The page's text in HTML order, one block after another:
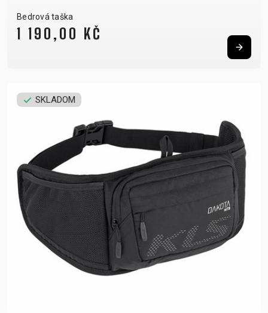
Bedrová taška
1 190,00 KČ
SKLADOM